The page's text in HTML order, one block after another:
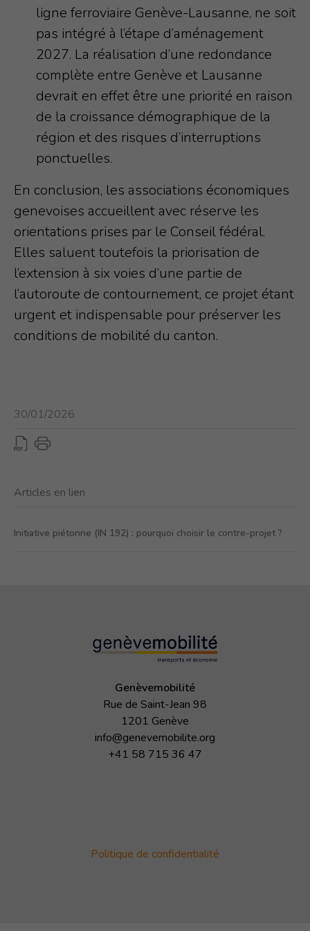
30/01/2026
Articles en lien
Initiative piétonne (IN 192) : pourquoi choisir le contre-projet ?
ligne ferroviaire Genève-Lausanne, ne soit
pas intégré à l’étape d’aménagement
2027. La réalisation d’une redondance
complète entre Genève et Lausanne
devrait en effet être une priorité en raison
de la croissance démographique de la
région et des risques d’interruptions
ponctuelles.
En conclusion, les associations économiques
genevoises accueillent avec réserve les
orientations prises par le Conseil fédéral.
Elles saluent toutefois la priorisation de
l’extension à six voies d’une partie de
l’autoroute de contournement, ce projet étant
urgent et indispensable pour préserver les
conditions de mobilité du canton.
Genèvemobilité
Rue de Saint-Jean 98
1201 Genève
info@genevemobilite.org
+41 58 715 36 47
Politique de confidentialité